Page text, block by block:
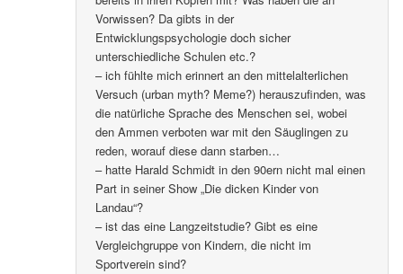
Vorwissen? Da gibts in der
Entwicklungspsychologie doch sicher
unterschiedliche Schulen etc.?
– ich fühlte mich erinnert an den mittelalterlichen
Versuch (urban myth? Meme?) herauszufinden, was
die natürliche Sprache des Menschen sei, wobei
den Ammen verboten war mit den Säuglingen zu
reden, worauf diese dann starben…
– hatte Harald Schmidt in den 90ern nicht mal einen
Part in seiner Show „Die dicken Kinder von
Landau“?
– ist das eine Langzeitstudie? Gibt es eine
Vergleichgruppe von Kindern, die nicht im
Sportverein sind?